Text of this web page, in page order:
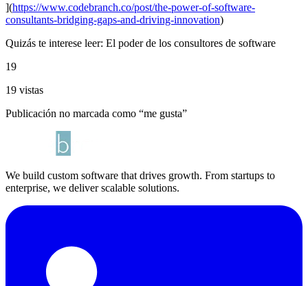
](https://www.codebranch.co/post/the-power-of-software-
consultants-bridging-gaps-and-driving-innovation)
Quizás te interese leer: El poder de los consultores de software
19
19 vistas
Publicación no marcada como “me gusta”
We build custom software that drives growth. From startups to
enterprise, we deliver scalable solutions.